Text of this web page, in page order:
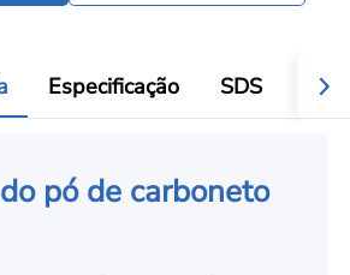
Especificação SDS
pó de carboneto